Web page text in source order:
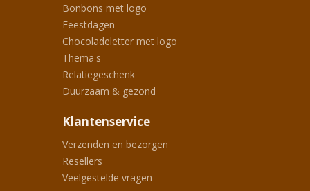
Bonbons met logo
Feestdagen
Chocoladeletter met logo
Thema's
Relatiegeschenk
Duurzaam & gezond
Klantenservice
Verzenden en bezorgen
Resellers
Veelgestelde vragen